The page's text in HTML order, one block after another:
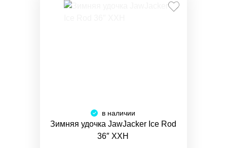
в наличии
Зимняя удочка JawJacker Ice Rod
36″ XXH